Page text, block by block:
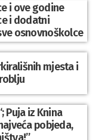
i ove godine
i dodatni
osnovnoškolce
mjesta i
Puja iz Knina
pobjeda,